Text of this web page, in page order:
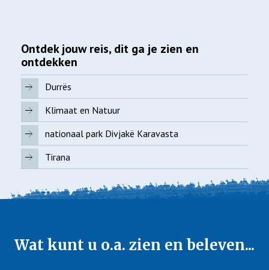
Ontdek jouw reis, dit ga je zien en
ontdekken
Durrës
Klimaat en Natuur
nationaal park Divjakë Karavasta
Tirana
Wat kunt u o.a. zien en beleven...